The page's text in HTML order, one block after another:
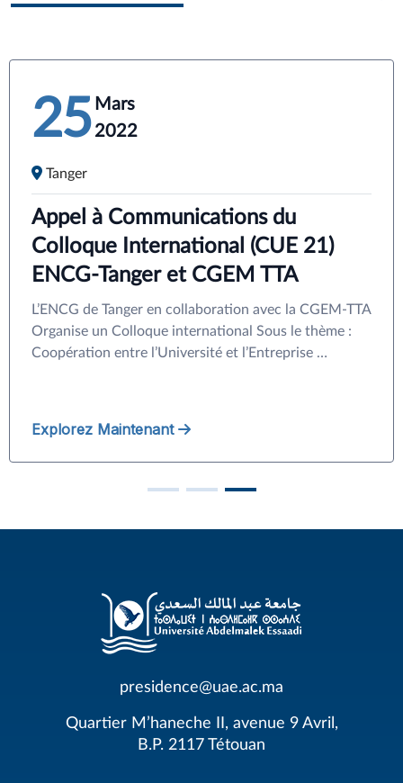
25 Mars
2022
Tanger
Appel à Communications du
Colloque International (CUE 21)
ENCG-Tanger et CGEM TTA
L’ENCG de Tanger en collaboration avec la CGEM-TTA
Organise un Colloque international Sous le thème :
Coopération entre l’Université et l’Entreprise …
Explorez Maintenant
presidence@uae.ac.ma
Quartier M’haneche II, avenue 9 Avril,
B.P. 2117 Tétouan